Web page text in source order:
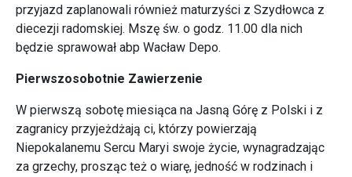
przyjazd zaplanowali również maturzyści z Szydłowca z
diecezji radomskiej. Mszę św. o godz. 11.00 dla nich
będzie sprawował abp Wacław Depo.
Pierwszosobotnie Zawierzenie
W pierwszą sobotę miesiąca na Jasną Górę z Polski i z
zagranicy przyjeżdżają ci, którzy powierzają
Niepokalanemu Sercu Maryi swoje życie, wynagradzając
za grzechy, prosząc też o wiarę, jedność w rodzinach i